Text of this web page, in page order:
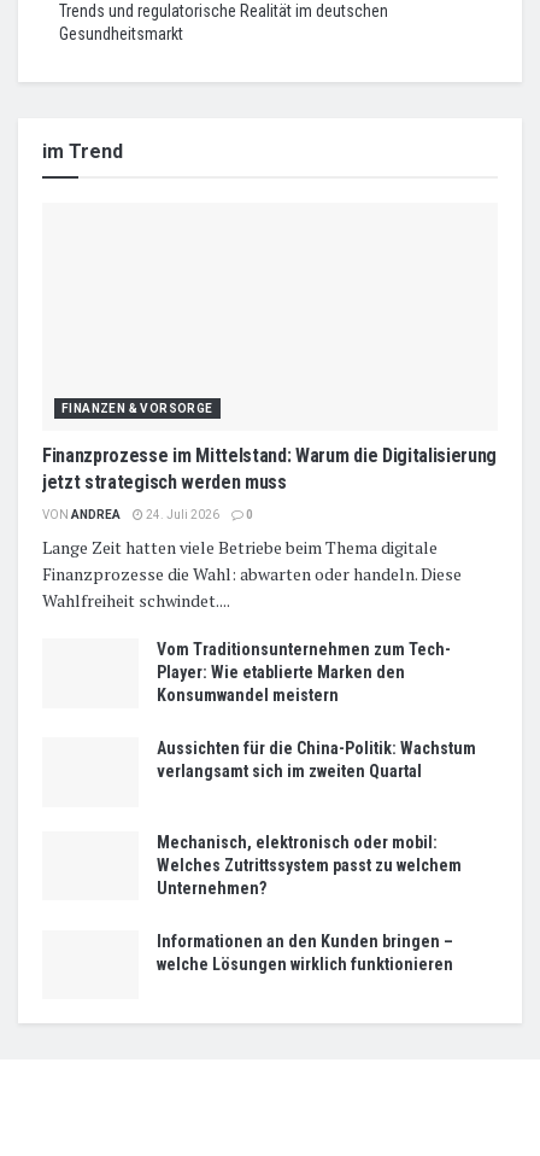
Trends und regulatorische Realität im deutschen
Gesundheitsmarkt
im Trend
FINANZEN & VORSORGE
Finanzprozesse im Mittelstand: Warum die Digitalisierung
jetzt strategisch werden muss
VON ANDREA 24. Juli 2026 0
Lange Zeit hatten viele Betriebe beim Thema digitale
Finanzprozesse die Wahl: abwarten oder handeln. Diese
Wahlfreiheit schwindet....
Vom Traditionsunternehmen zum Tech-
Player: Wie etablierte Marken den
Konsumwandel meistern
Aussichten für die China-Politik: Wachstum
verlangsamt sich im zweiten Quartal
Mechanisch, elektronisch oder mobil:
Welches Zutrittssystem passt zu welchem
Unternehmen?
Informationen an den Kunden bringen –
welche Lösungen wirklich funktionieren